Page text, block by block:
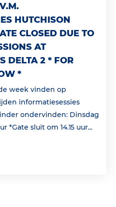
HUTCHISON
CLOSED DUE TO
AT
DELTA 2 * FOR
*
week vinden op
informatiesessies
ondervinden: Dinsdag
*Gate sluit om 14.15 uur...